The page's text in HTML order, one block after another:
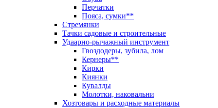
Перчатки
Пояса, сумки**
Стремянки
Тачки садовые и строительные
Удаарно-рычажный инструмент
Гвоздодеры, зубила, лом
Кернеры**
Кирки
Киянки
Кувалды
Молотки, наковальни
Хозтовары и расходные материалы